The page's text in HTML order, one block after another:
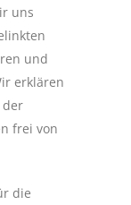
uns
und
erklären
der
frei von
die